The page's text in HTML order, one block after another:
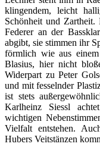
klingendem, leicht
Schönheit und
Federer an der
abgibt, sie stimmen ihr
förmlich wie aus
Blasius, hier nicht
Widerpart zu Peter
und mit fesselnder
ist stets
Karlheinz Siessl
wichtigen
Vielfalt entstehen.
Hubers Veitstänzen